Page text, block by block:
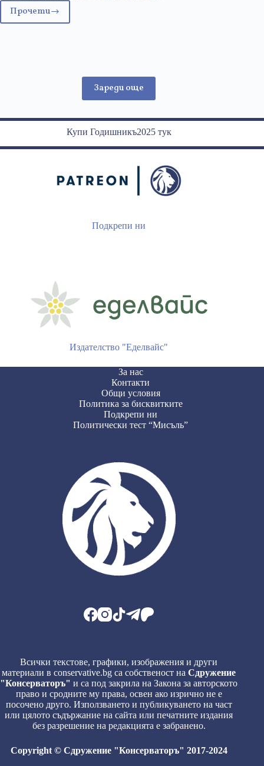
Прочети
Речта
Зареди още
Купи Годишникъ2025 тук
Подкрепи ни
Издателство "Еделвайс"
За нас
Контакти
Общи условия
Политика за бисквитките
Подкрепи ни
Политически тест “Мисъль”
Всички текстове, графики, изображения и други
материали в conservative.bg са собственост наСдружение
"Консерваторъ" и са под закрила на Закона за авторското
право и сродните му права, освен ако изрично не е
посочено друго. Използването и публикуването на част
или цялото съдържание на сайта или печатните издания
без разрешение на редакцията е забранено.
Copyright © Сдружение "Консерваторъ" 2017-2024